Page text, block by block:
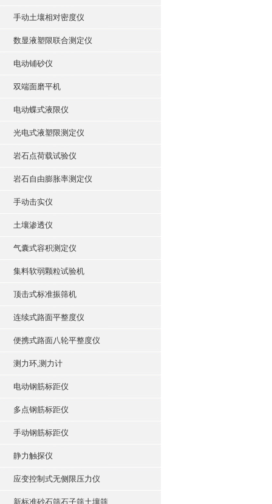
手动土壤相对密度仪
数显液塑限联合测定仪
电动铺砂仪
双端面磨平机
电动蝶式液限仪
光电式液塑限测定仪
岩石点荷载试验仪
岩石自由膨胀率测定仪
手动击实仪
土壤渗透仪
气囊式容积测定仪
集料软弱颗粒试验机
顶击式标准振筛机
连续式路面平整度仪
便携式路面八轮平整度仪
测力环,测力计
电动钢筋标距仪
多点钢筋标距仪
手动钢筋标距仪
静力触探仪
应变控制式无侧限压力仪
新标准砂石筛石子筛土壤筛